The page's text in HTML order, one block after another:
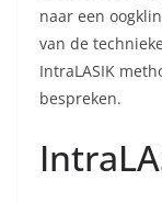
naar een
van de
IntraLASIK
bespreken.